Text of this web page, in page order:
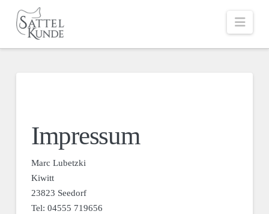
Impressum
Marc Lubetzki
Kiwitt
23823 Seedorf
Tel: 04555 719656